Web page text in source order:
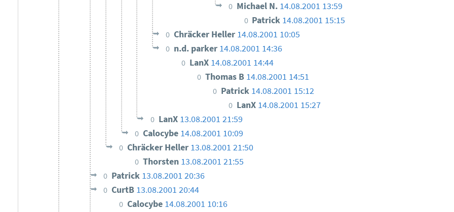
0 Michael N. 14.08.2001 13:59
0 Patrick 14.08.2001 15:15
0 Chräcker Heller 14.08.2001 10:05
0 n.d. parker 14.08.2001 14:36
0 LanX 14.08.2001 14:44
0 Thomas B 14.08.2001 14:51
0 Patrick 14.08.2001 15:12
0 LanX 14.08.2001 15:27
0 LanX 13.08.2001 21:59
0 Calocybe 14.08.2001 10:09
0 Chräcker Heller 13.08.2001 21:50
0 Thorsten 13.08.2001 21:55
0 Patrick 13.08.2001 20:36
0 CurtB 13.08.2001 20:44
0 Calocybe 14.08.2001 10:16